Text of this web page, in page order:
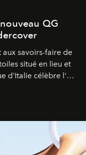
QG
savoirs-faire de
situé en lieu et
d'Italie célèbre l'art